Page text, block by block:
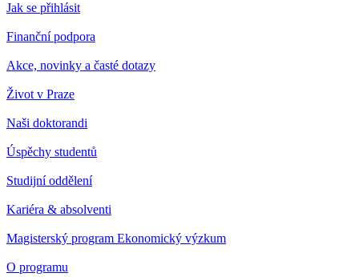
Jak se přihlásit
Finanční podpora
Akce, novinky a časté dotazy
Život v Praze
Naši doktorandi
Úspěchy studentů
Studijní oddělení
Kariéra & absolventi
Magisterský program Ekonomický výzkum
O programu